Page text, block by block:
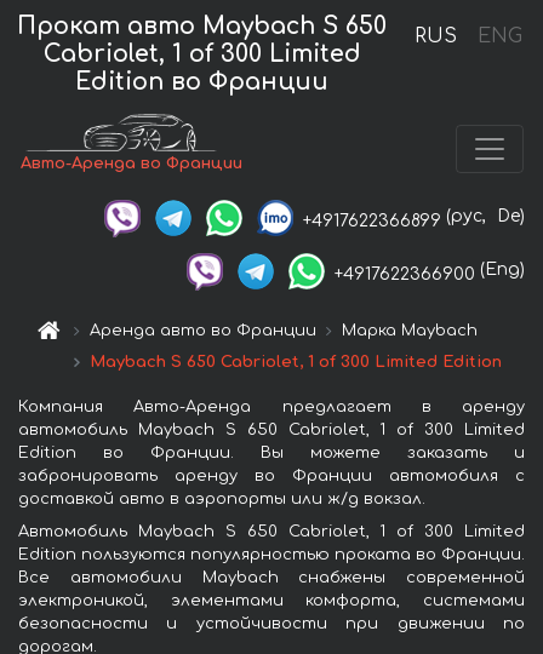
RUS ENG
Прокат авто Maybach S 650
Cabriolet, 1 of 300 Limited
Edition во Франции
Авто-Аренда во Франции
+4917622366899 (рус, De)
+4917622366900 (Eng)
Аренда авто во Франции
Марка Maybach
Maybach S 650 Cabriolet, 1 of 300 Limited Edition
Компания Авто-Аренда предлагает в аренду
автомобиль Maybach S 650 Cabriolet, 1 of 300 Limited
Edition во Франции. Вы можете заказать и
забронировать аренду во Франции автомобиля с
доставкой авто в аэропорты или ж/д вокзал.
Автомобиль Maybach S 650 Cabriolet, 1 of 300 Limited
Edition пользуются популярностью проката во Франции.
Все автомобили Maybach снабжены современной
электроникой, элементами комфорта, системами
безопасности и устойчивости при движении по
дорогам.